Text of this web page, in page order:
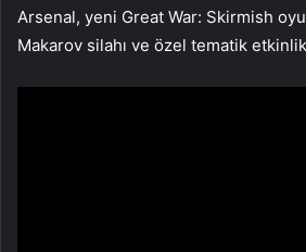
Arsenal, yeni Great War: Skirmish
Makarov silahı ve özel tematik